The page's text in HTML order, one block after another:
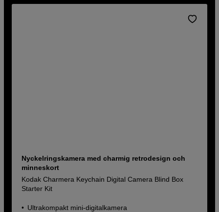
Nyckelringskamera med charmig retrodesign och
minneskort
Kodak Charmera Keychain Digital Camera Blind Box
Starter Kit
Ultrakompakt mini-digitalkamera